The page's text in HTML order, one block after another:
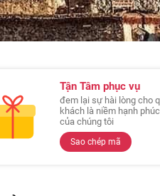
Tận Tâm phục vụ
đem lại sự hài lòng cho
khách là niềm hạnh phúc
của chúng tôi
Sao chép mã